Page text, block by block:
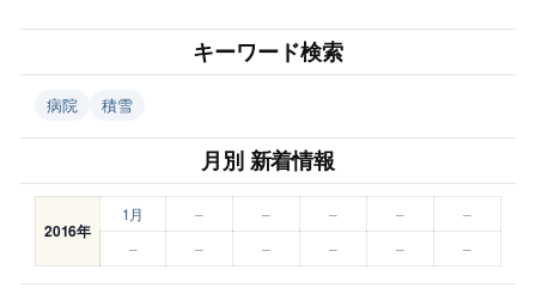
キーワード検索
病院 積雪
月別 新着情報
2016年
1月 – – – –
–
–
– – – – –